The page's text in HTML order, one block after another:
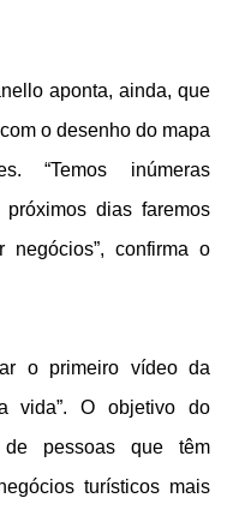
aponta, ainda, que
o desenho do mapa
“Temos inúmeras
dias faremos
confirma o
o primeiro vídeo da
vida”. O objetivo do
pessoas que têm
turísticos mais